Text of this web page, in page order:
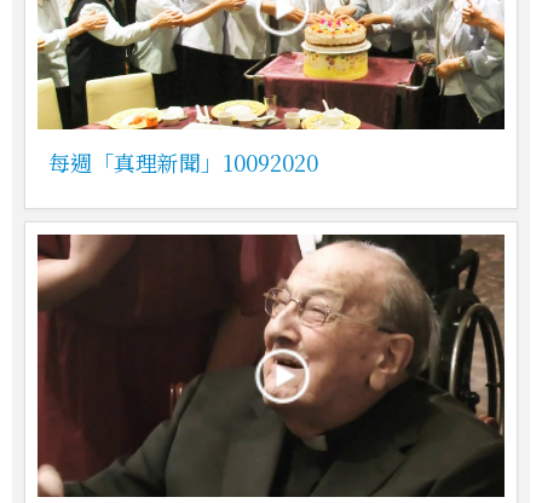
每週「真理新聞」10092020